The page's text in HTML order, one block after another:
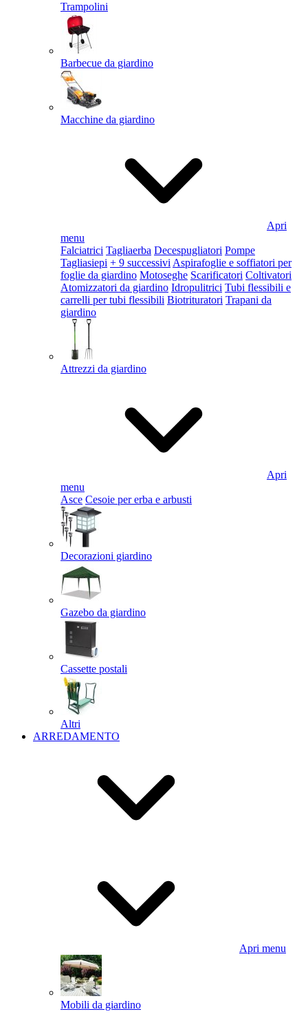
Trampolini
Barbecue da giardino
Macchine da giardino
Apri
menu
Falciatrici Tagliaerba Decespugliatori Pompe
Tagliasiepi + 9 successivi Aspirafoglie e soffiatori per
foglie da giardino Motoseghe Scarificatori Coltivatori
Atomizzatori da giardino Idropulitrici Tubi flessibili e
carrelli per tubi flessibili Biotrituratori Trapani da
giardino
Attrezzi da giardino
Apri
menu
Asce Cesoie per erba e arbusti
Decorazioni giardino
Gazebo da giardino
Cassette postali
Altri
ARREDAMENTO
Apri menu
Mobili da giardino